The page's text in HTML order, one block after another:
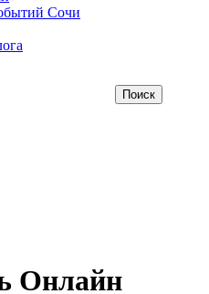
Сочи
Поиск
Онлайн